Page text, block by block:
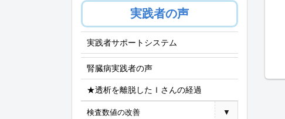
実践者の声
実践者サポートシステム
腎臓病実践者の声
★透析を離脱したＩさんの経過
検査数値の改善 ▼